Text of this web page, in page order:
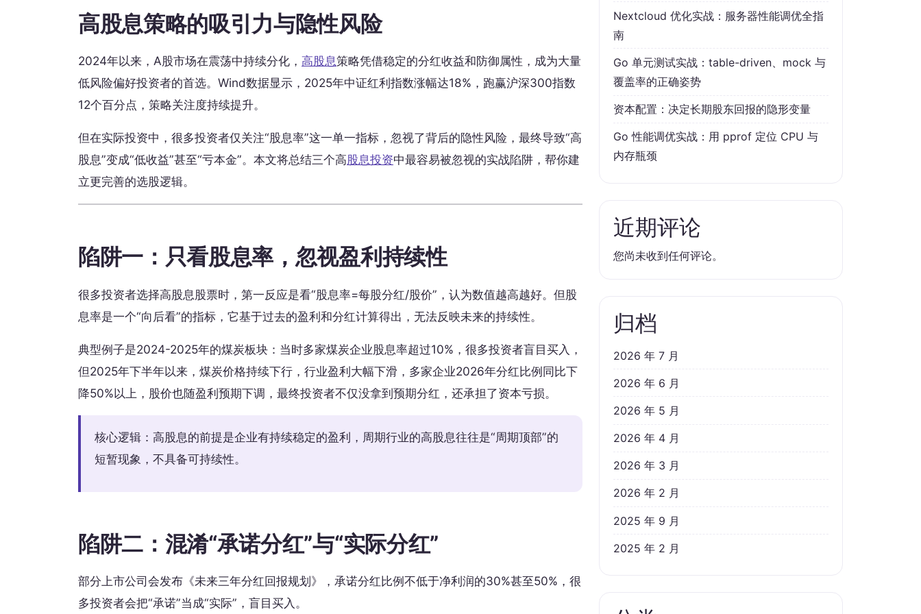
高股息策略的吸引力与隐性风险
2024年以来，A股市场在震荡中持续分化， 高股息策略凭借稳定的分红收益和防御属性，成为大量
低风险偏好投资者的首选。Wind数据显示，2025年中证红利指数涨幅达18%，跑赢沪深300指数
12个百分点，策略关注度持续提升。
但在实际投资中，很多投资者仅关注“股息率”这一单一指标，忽视了背后的隐性风险，最终导致“高
股息”变成“低收益”甚至“亏本金”。本文将总结三个高股息投资中最容易被忽视的实战陷阱，帮你建
立更完善的选股逻辑。
陷阱一：只看股息率，忽视盈利持续性
很多投资者选择高股息股票时，第一反应是看“股息率=每股分红/股价”，认为数值越高越好。但股
息率是一个“向后看”的指标，它基于过去的盈利和分红计算得出，无法反映未来的持续性。
典型例子是2024-2025年的煤炭板块：当时多家煤炭企业股息率超过10%，很多投资者盲目买入，
但2025年下半年以来，煤炭价格持续下行，行业盈利大幅下滑，多家企业2026年分红比例同比下
降50%以上，股价也随盈利预期下调，最终投资者不仅没拿到预期分红，还承担了资本亏损。
核心逻辑：高股息的前提是企业有持续稳定的盈利，周期行业的高股息往往是“周期顶部”的
短暂现象，不具备可持续性。
陷阱二：混淆“承诺分红”与“实际分红”
部分上市公司会发布《未来三年分红回报规划》，承诺分红比例不低于净利润的30%甚至50%，很
多投资者会把“承诺”当成“实际”，盲目买入。
Nextcloud 优化实战：服务器性能调优全指
南
Go 单元测试实战：table-driven、mock 与
覆盖率的正确姿势
资本配置：决定长期股东回报的隐形变量
Go 性能调优实战：用 pprof 定位 CPU 与
内存瓶颈
近期评论
您尚未收到任何评论。
归档
2026 年 7 月
2026 年 6 月
2026 年 5 月
2026 年 4 月
2026 年 3 月
2026 年 2 月
2025 年 9 月
2025 年 2 月